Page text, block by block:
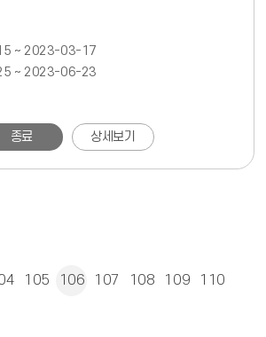
~ 2023-03-17
~ 2023-06-23
종료 상세보기
105 106 107 108 109 110